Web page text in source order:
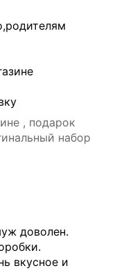
, подарок
набор
доволен.
вкусное и